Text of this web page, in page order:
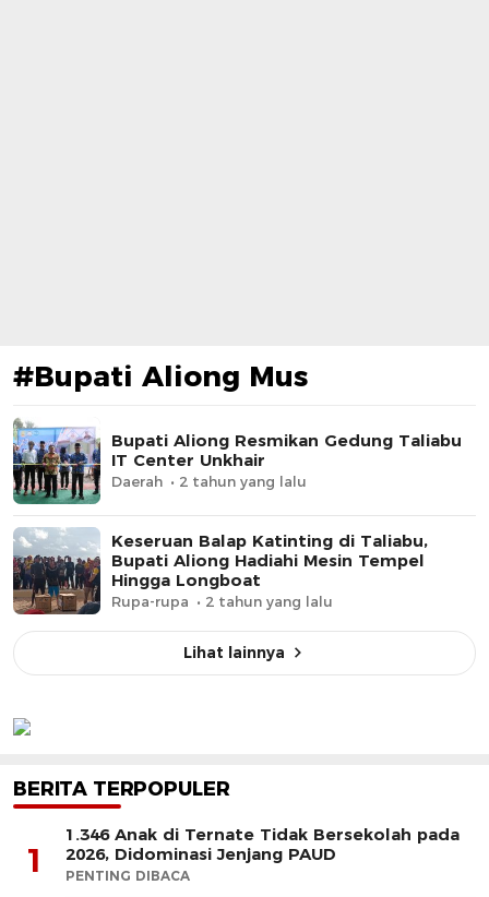
#Bupati Aliong Mus
Bupati Aliong Resmikan Gedung Taliabu
IT Center Unkhair
Daerah 2 tahun yang lalu
Keseruan Balap Katinting di Taliabu,
Bupati Aliong Hadiahi Mesin Tempel
Hingga Longboat
Rupa-rupa 2 tahun yang lalu
Lihat lainnya
BERITA TERPOPULER
1
1.346 Anak di Ternate Tidak Bersekolah pada
2026, Didominasi Jenjang PAUD
PENTING DIBACA